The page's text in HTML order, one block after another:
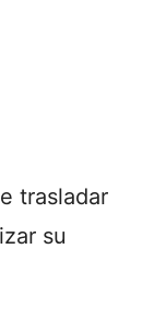
trasladar
su